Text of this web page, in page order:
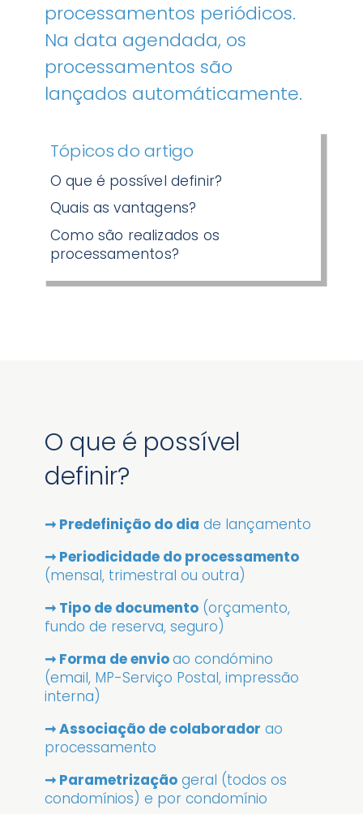
processamentos periódicos.
Na data agendada, os
processamentos são
lançados automáticamente.
Tópicos do artigo
O que é possível definir?
Quais as vantagens?
Como são realizados os
processamentos?
O que é possível
definir?
➞ Predefinição do dia de lançamento
➞ Periodicidade do processamento
(mensal, trimestral ou outra)
➞ Tipo de documento(orçamento,
fundo de reserva, seguro)
➞ Forma de envioao condómino
(email, MP-Serviço Postal, impressão
interna)
➞ Associação de colaborador ao
processamento
➞ Parametrizaçãogeral (todos os
condomínios) e por condomínio